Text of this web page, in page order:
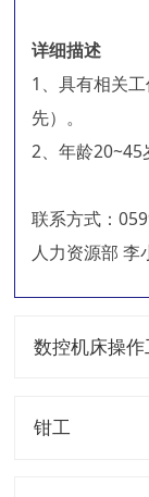
详细描述
1、具有相关
先）。
2、年龄20~45
联系方式：
人力资源部 李
数控机床操作
钳工